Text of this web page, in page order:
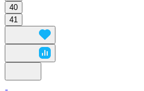
40
41